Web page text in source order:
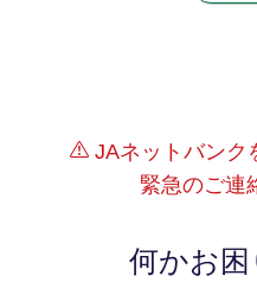
JAネットバンク
緊急のご連
何かお困